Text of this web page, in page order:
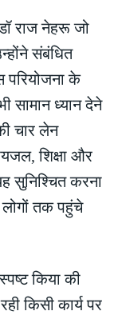
राज नेहरू जो
संबंधित
परियोजना के
सामान ध्यान देने
चार लेन
शिक्षा और
सुनिश्चित करना
तक पहुंचे
किया की
किसी कार्य पर